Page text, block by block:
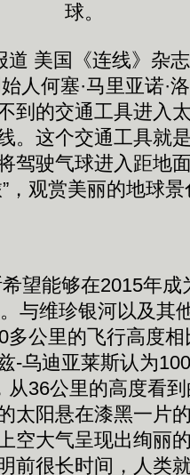
球。
美国《连线》杂志
人何塞·马里亚诺·
到的交通工具进入
。这个交通工具就
驾驶气球进入距地
，观赏美丽的地球
能够在2015年成
与维珍银河以及其
多公里的飞行高度
-乌迪亚莱斯认为
从36公里的高度看
阳悬在漆黑一片
空大气呈现出绚丽
前很长时间，人类